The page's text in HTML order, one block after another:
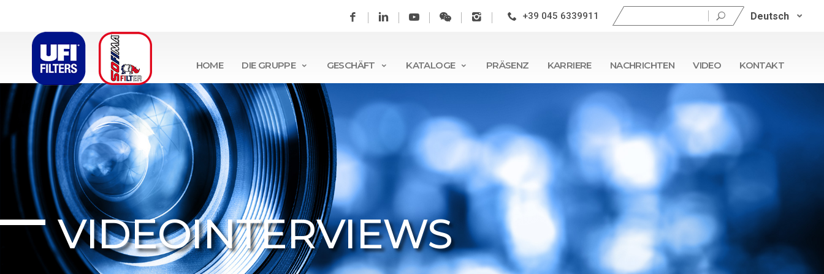
+39 045 6339911
Suchen
nach:
Deutsch
HOME DIE GRUPPE GESCHÄFT KATALOGE PRÄSENZ KARRIERE NACHRICHTEN VIDEO KONTAKT
VIDEOINTERVIEWS